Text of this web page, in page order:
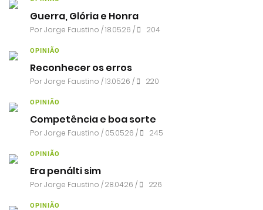
Guerra, Glória e Honra
PorJorge Faustino / 18.05.26 / 204
OPINIÃO
Reconhecer os erros
PorJorge Faustino / 13.05.26 / 220
OPINIÃO
Competência e boa sorte
PorJorge Faustino / 05.05.26 / 245
OPINIÃO
Era penálti sim
PorJorge Faustino / 28.04.26 / 226
OPINIÃO